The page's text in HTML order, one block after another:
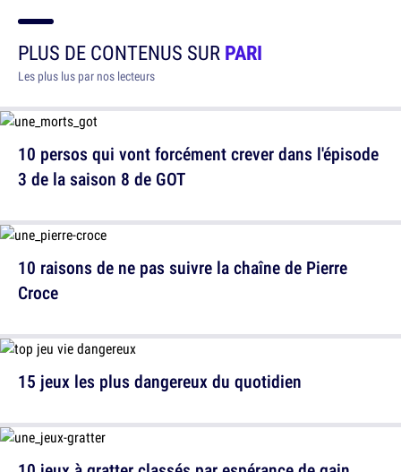
PLUS DE CONTENUS SURPARI
Les plus lus par nos lecteurs
10 persos qui vont forcément crever dans l'épisode
3 de la saison 8 de GOT
10 raisons de ne pas suivre la chaîne de Pierre
Croce
15 jeux les plus dangereux du quotidien